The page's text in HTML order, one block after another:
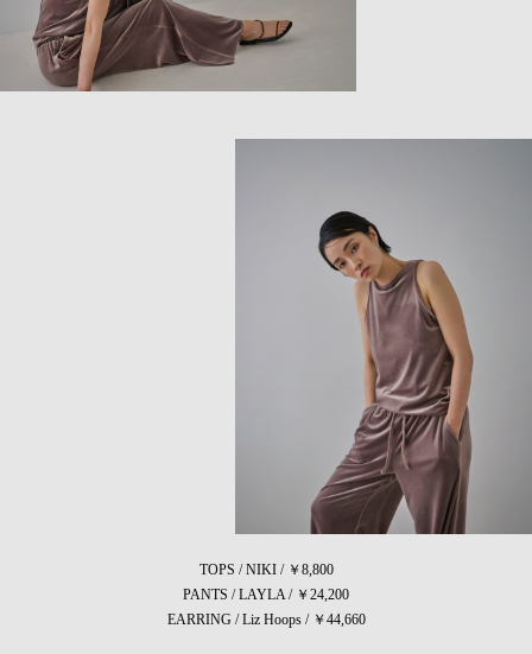
TOPS / NIKI / ￥8,800
PANTS / LAYLA / ￥24,200
EARRING / Liz Hoops / ￥44,660